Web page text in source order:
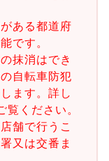
ある都道府
です。
抹消はでき
自転車防犯
ます。詳し
覧ください。
舗で行うこ
又は交番ま